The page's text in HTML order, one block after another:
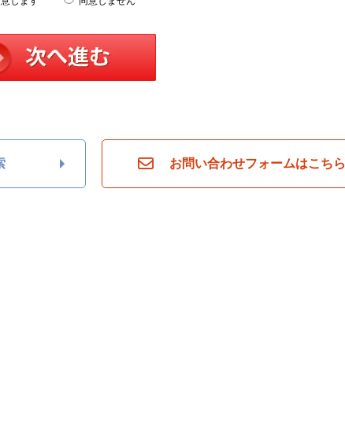
お問い合わせフォームはこちら